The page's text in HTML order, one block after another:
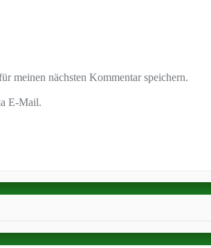
meinen nächsten Kommentar speichern.
E-Mail.